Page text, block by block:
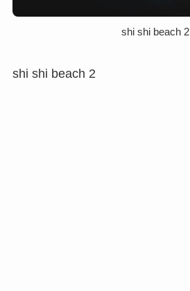
shi shi beach 2
shi shi beach 2